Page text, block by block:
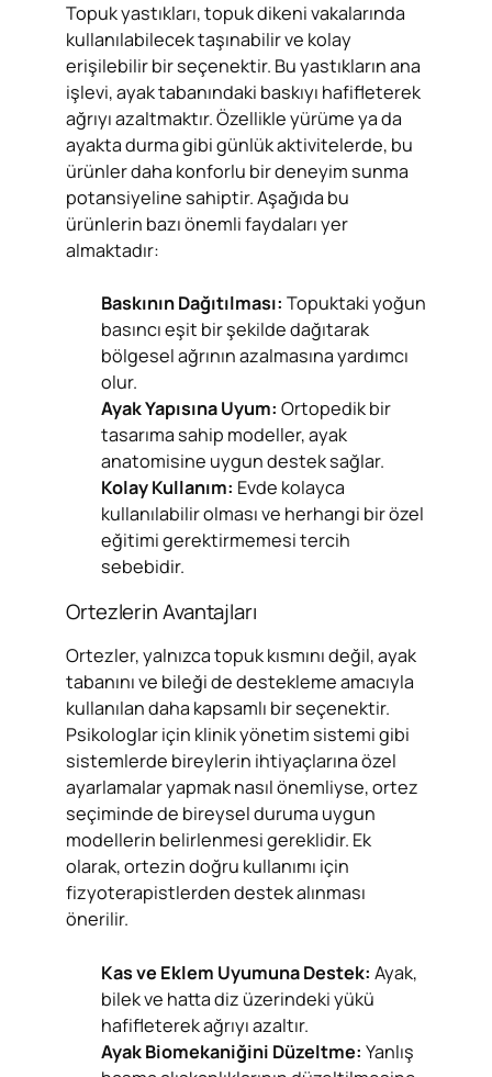
Topuk yastıkları, topuk dikeni vakalarında
kullanılabilecek taşınabilir ve kolay
erişilebilir bir seçenektir. Bu yastıkların ana
işlevi, ayak tabanındaki baskıyı hafifleterek
ağrıyı azaltmaktır. Özellikle yürüme ya da
ayakta durma gibi günlük aktivitelerde, bu
ürünler daha konforlu bir deneyim sunma
potansiyeline sahiptir. Aşağıda bu
ürünlerin bazı önemli faydaları yer
almaktadır:
Baskının Dağıtılması: Topuktaki yoğun
basıncı eşit bir şekilde dağıtarak
bölgesel ağrının azalmasına yardımcı
olur.
Ayak Yapısına Uyum: Ortopedik bir
tasarıma sahip modeller, ayak
anatomisine uygun destek sağlar.
Kolay Kullanım: Evde kolayca
kullanılabilir olması ve herhangi bir özel
eğitimi gerektirmemesi tercih
sebebidir.
Ortezlerin Avantajları
Ortezler, yalnızca topuk kısmını değil, ayak
tabanını ve bileği de destekleme amacıyla
kullanılan daha kapsamlı bir seçenektir.
Psikologlar için klinik yönetim sistemi gibi
sistemlerde bireylerin ihtiyaçlarına özel
ayarlamalar yapmak nasıl önemliyse, ortez
seçiminde de bireysel duruma uygun
modellerin belirlenmesi gereklidir. Ek
olarak, ortezin doğru kullanımı için
fizyoterapistlerden destek alınması
önerilir.
Kas ve Eklem Uyumuna Destek: Ayak,
bilek ve hatta diz üzerindeki yükü
hafifleterek ağrıyı azaltır.
Ayak Biomekaniğini Düzeltme: Yanlış